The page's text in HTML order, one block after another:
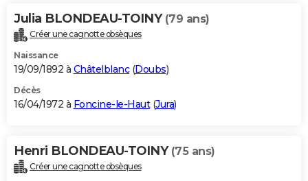
Julia BLONDEAU-TOINY (79 ans)
Créer une cagnotte obsèques
Naissance
19/09/1892 à Châtelblanc(Doubs)
Décès
16/04/1972 à Foncine-le-Haut(Jura)
Henri BLONDEAU-TOINY (75 ans)
Créer une cagnotte obsèques